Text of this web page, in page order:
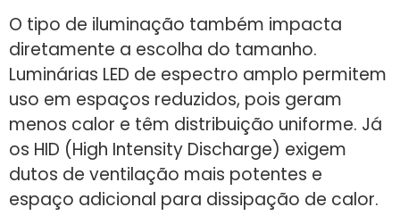
O tipo de iluminação também impacta
diretamente a escolha do tamanho.
Luminárias LED de espectro amplo permitem
uso em espaços reduzidos, pois geram
menos calor e têm distribuição uniforme. Já
os HID (High Intensity Discharge) exigem
dutos de ventilação mais potentes e
espaço adicional para dissipação de calor.